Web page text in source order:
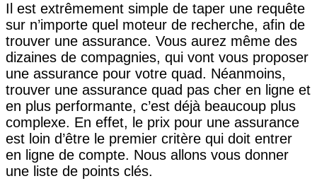
Il est extrêmement simple de taper une requête
sur n’importe quel moteur de recherche, afin de
trouver une assurance. Vous aurez même des
dizaines de compagnies, qui vont vous proposer
une assurance pour votre quad. Néanmoins,
trouver une assurance quad pas cher en ligne et
en plus performante, c’est déjà beaucoup plus
complexe. En effet, le prix pour une assurance
est loin d’être le premier critère qui doit entrer
en ligne de compte. Nous allons vous donner
une liste de points clés.